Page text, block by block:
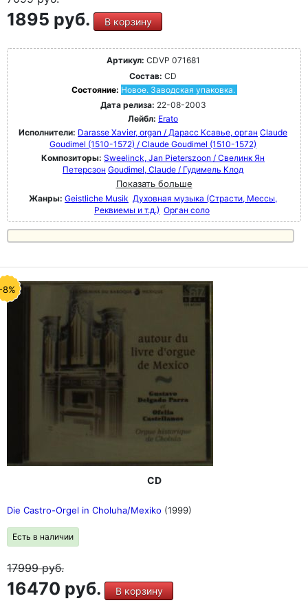
1895 руб. В корзину
Артикул: CDVP 071681
Состав: CD
Состояние: Новое. Заводская упаковка.
Дата релиза: 22-08-2003
Лейбл: Erato
Исполнители: Darasse Xavier, organ / Дарасс Ксавье, орган Claude
Goudimel (1510-1572) / Claude Goudimel (1510-1572)
Композиторы: Sweelinck, Jan Pieterszoon / Свелинк Ян
Петерсзон Goudimel, Claude / Гудимель Клод
Показать больше
Жанры: Geistliche Musik Духовная музыка (Страсти, Мессы,
Реквиемы и т.д.) Орган соло
8%
CD
Die Castro-Orgel in Choluha/Mexiko (1999)
Есть в наличии
17999руб.
16470 руб. В корзину